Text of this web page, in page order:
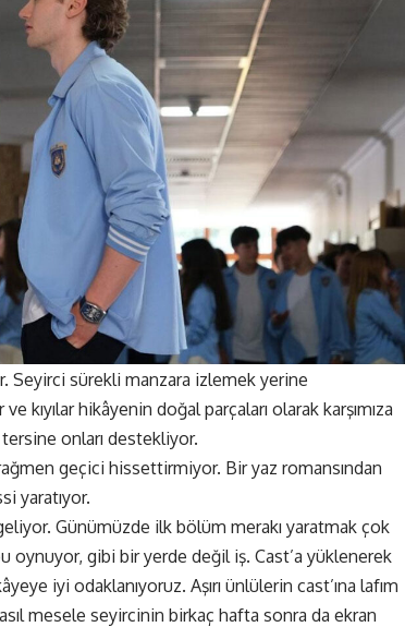
sürekli manzara izlemek yerine
kıyılar hikâyenin doğal parçaları olarak karşımıza
onları destekliyor.
geçici hissettirmiyor. Bir yaz romansından
yaratıyor.
Günümüzde ilk bölüm merakı yaratmak çok
oynuyor, gibi bir yerde değil iş. Cast’a yüklenerek
iyi odaklanıyoruz. Aşırı ünlülerin cast’ına lafım
mesele seyircinin birkaç hafta sonra da ekran